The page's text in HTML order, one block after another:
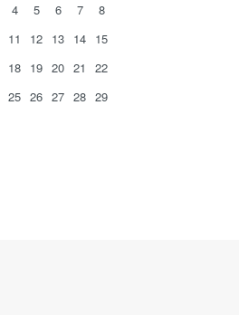
4 5 6 7
8
11 12 13 14 15
18 19 20 21
22
25 26 27 28 29